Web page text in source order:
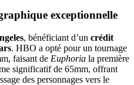
exceptionnelle
, bénéficiant d’un crédit
. HBO a opté pour un tournage
faisant de Euphoria la première
significatif de 65mm, offrant
des personnages vers le